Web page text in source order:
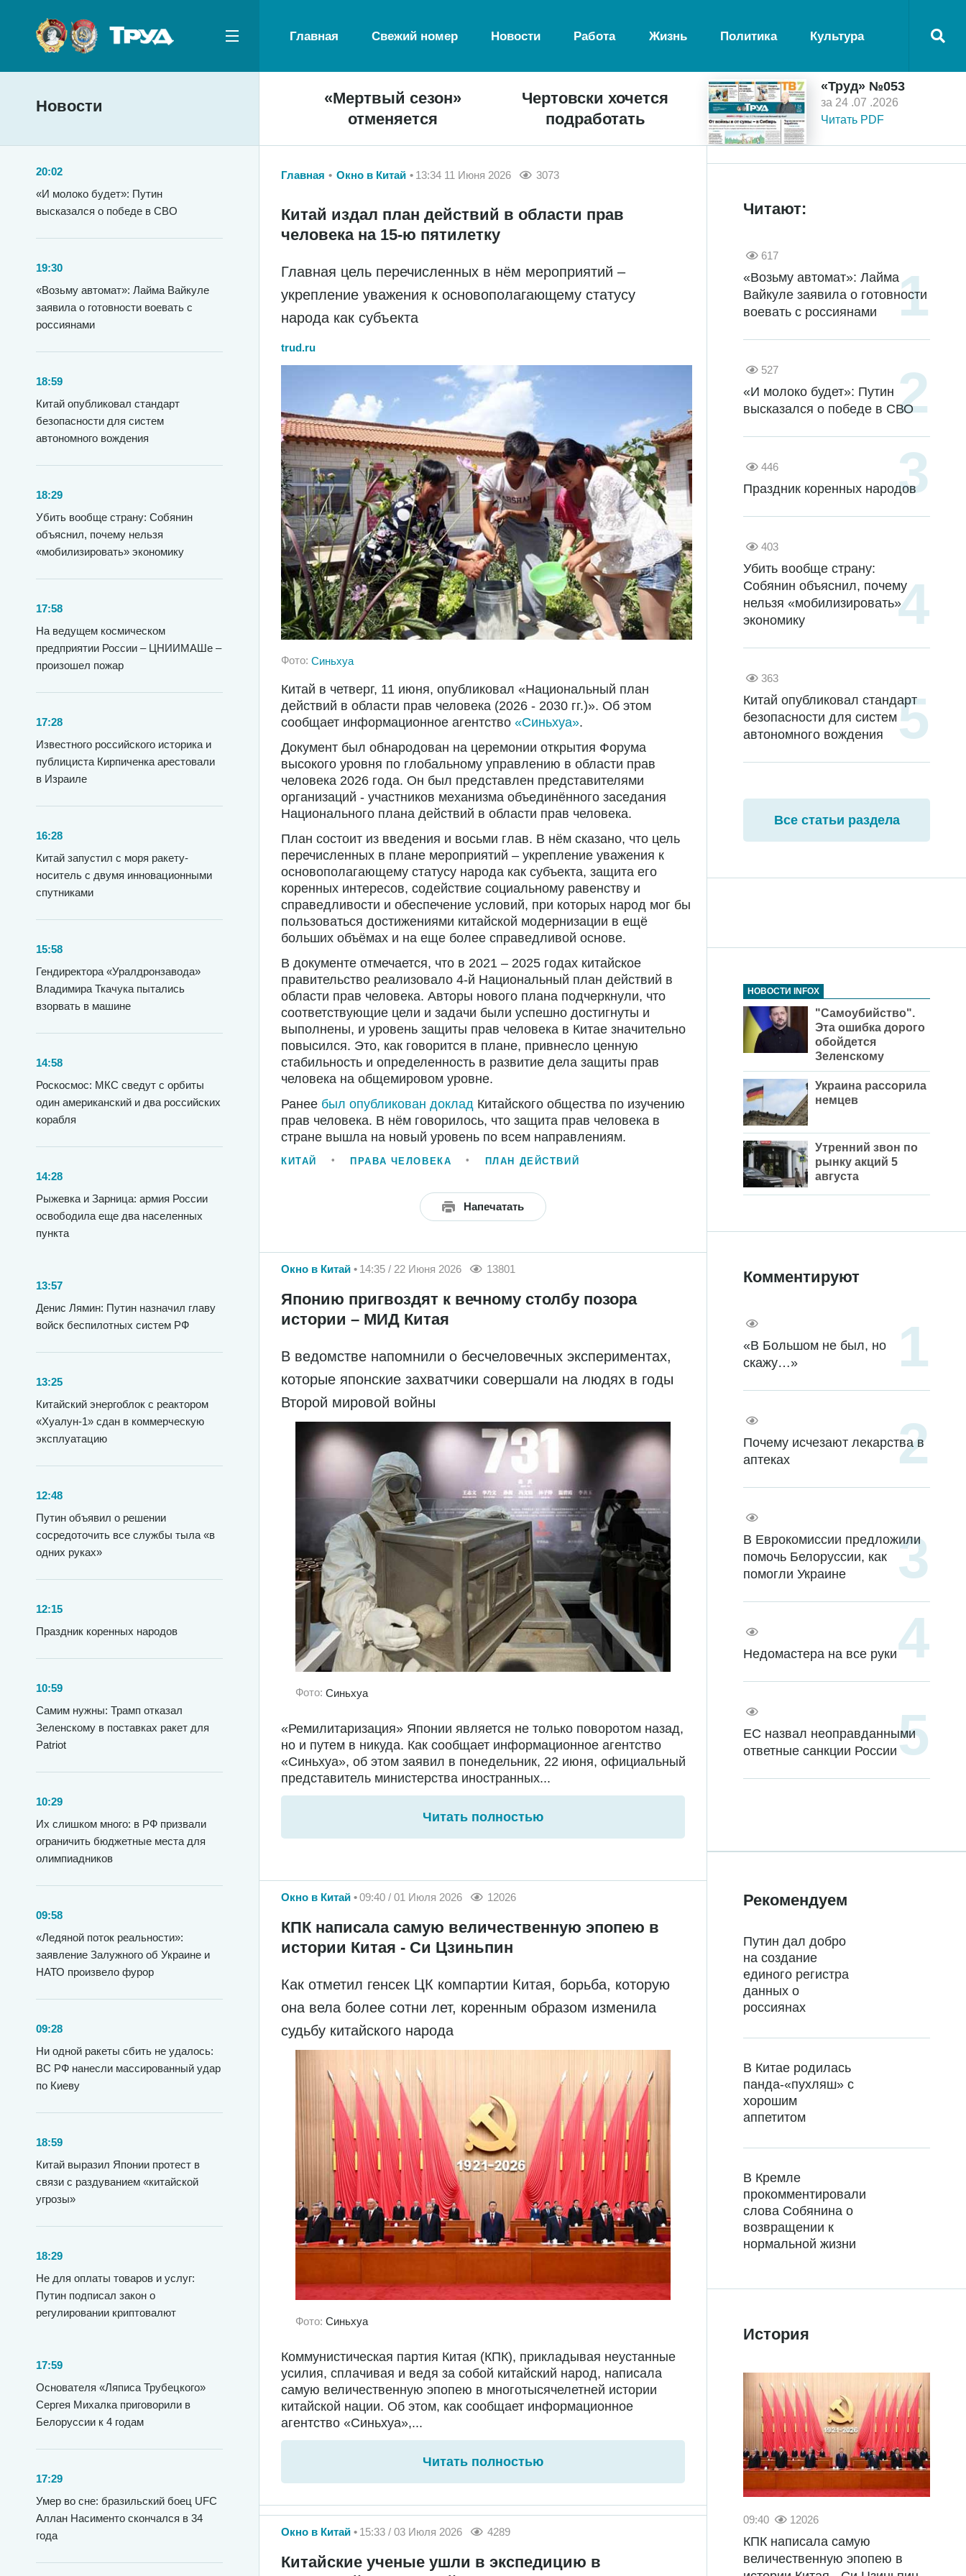
Главная Свежий номер Новости Работа Жизнь Политика Культура
Новости
«Мертвый сезон»
отменяется
Чертовски хочется
подработать
«Труд» №053
за 24 .07 .2026
Читать PDF
20:02
«И молоко будет»: Путин
высказался о победе в СВО
19:30
«Возьму автомат»: Лайма Вайкуле
заявила о готовности воевать с
россиянами
18:59
Китай опубликовал стандарт
безопасности для систем
автономного вождения
18:29
Убить вообще страну: Собянин
объяснил, почему нельзя
«мобилизировать» экономику
17:58
На ведущем космическом
предприятии России – ЦНИИМАШе –
произошел пожар
17:28
Известного российского историка и
публициста Кирпиченка арестовали
в Израиле
16:28
Китай запустил с моря ракету-
носитель с двумя инновационными
спутниками
15:58
Гендиректора «Уралдронзавода»
Владимира Ткачука пытались
взорвать в машине
14:58
Роскосмос: МКС сведут с орбиты
один американский и два российских
корабля
14:28
Рыжевка и Зарница: армия России
освободила еще два населенных
пункта
13:57
Денис Лямин: Путин назначил главу
войск беспилотных систем РФ
13:25
Китайский энергоблок с реактором
«Хуалун-1» сдан в коммерческую
эксплуатацию
12:48
Путин объявил о решении
сосредоточить все службы тыла «в
одних руках»
12:15
Праздник коренных народов
10:59
Самим нужны: Трамп отказал
Зеленскому в поставках ракет для
Patriot
10:29
Их слишком много: в РФ призвали
ограничить бюджетные места для
олимпиадников
09:58
«Ледяной поток реальности»:
заявление Залужного об Украине и
НАТО произвело фурор
09:28
Ни одной ракеты сбить не удалось:
ВС РФ нанесли массированный удар
по Киеву
18:59
Китай выразил Японии протест в
связи с раздуванием «китайской
угрозы»
18:29
Не для оплаты товаров и услуг:
Путин подписал закон о
регулировании криптовалют
17:59
Основателя «Ляписа Трубецкого»
Сергея Михалка приговорили в
Белоруссии к 4 годам
17:29
Умер во сне: бразильский боец UFC
Аллан Насименто скончался в 34
года
Главная Окно в Китай 13:34 11 Июня 2026 3073
Китай издал план действий в области прав
человека на 15-ю пятилетку
Главная цель перечисленных в нём мероприятий –
укрепление уважения к основополагающему статусу
народа как субъекта
trud.ru
Фото: Синьхуа
Китай в четверг, 11 июня, опубликовал «Национальный план
действий в области прав человека (2026 - 2030 гг.)». Об этом
сообщает информационное агентство «Синьхуа».
Документ был обнародован на церемонии открытия Форума
высокого уровня по глобальному управлению в области прав
человека 2026 года. Он был представлен представителями
организаций - участников механизма объединённого заседания
Национального плана действий в области прав человека.
План состоит из введения и восьми глав. В нём сказано, что цель
перечисленных в плане мероприятий – укрепление уважения к
основополагающему статусу народа как субъекта, защита его
коренных интересов, содействие социальному равенству и
справедливости и обеспечение условий, при которых народ мог бы
пользоваться достижениями китайской модернизации в ещё
больших объёмах и на еще более справедливой основе.
В документе отмечается, что в 2021 – 2025 годах китайское
правительство реализовало 4-й Национальный план действий в
области прав человека. Авторы нового плана подчеркнули, что
соответствующие цели и задачи были успешно достигнуты и
выполнены, и уровень защиты прав человека в Китае значительно
повысился. Это, как говорится в плане, привнесло ценную
стабильность и определенность в развитие дела защиты прав
человека на общемировом уровне.
Ранее был опубликован доклад Китайского общества по изучению
прав человека. В нём говорилось, что защита прав человека в
стране вышла на новый уровень по всем направлениям.
КИТАЙ ПРАВА ЧЕЛОВЕКА ПЛАН ДЕЙСТВИЙ
Напечатать
Окно в Китай 14:35 / 22 Июня 2026 13801
Японию пригвоздят к вечному столбу позора
истории – МИД Китая
В ведомстве напомнили о бесчеловечных экспериментах,
которые японские захватчики совершали на людях в годы
Второй мировой войны
Фото: Синьхуа
«Ремилитаризация» Японии является не только поворотом назад,
но и путем в никуда. Как сообщает информационное агентство
«Синьхуа», об этом заявил в понедельник, 22 июня, официальный
представитель министерства иностранных...
Читать полностью
Окно в Китай 09:40 / 01 Июля 2026 12026
КПК написала самую величественную эпопею в
истории Китая - Си Цзиньпин
Как отметил генсек ЦК компартии Китая, борьба, которую
она вела более сотни лет, коренным образом изменила
судьбу китайского народа
Фото: Синьхуа
Коммунистическая партия Китая (КПК), прикладывая неустанные
усилия, сплачивая и ведя за собой китайский народ, написала
самую величественную эпопею в многотысячелетней истории
китайской нации. Об этом, как сообщает информационное
агентство «Синьхуа»,...
Читать полностью
Окно в Китай 15:33 / 03 Июля 2026 4289
Китайские ученые ушли в экспедицию в
Читают:
617
«Возьму автомат»: Лайма
Вайкуле заявила о готовности
воевать с россиянами
527
«И молоко будет»: Путин
высказался о победе в СВО
446
Праздник коренных народов
403
Убить вообще страну:
Собянин объяснил, почему
нельзя «мобилизировать»
экономику
363
Китай опубликовал стандарт
безопасности для систем
автономного вождения
Все статьи раздела
НОВОСТИ INFOX
"Самоубийство".
Эта ошибка дорого
обойдется
Зеленскому
Украина рассорила
немцев
Утренний звон по
рынку акций 5
августа
Комментируют
«В Большом не был, но
скажу…»
Почему исчезают лекарства в
аптеках
В Еврокомиссии предложили
помочь Белоруссии, как
помогли Украине
Недомастера на все руки
ЕС назвал неоправданными
ответные санкции России
Рекомендуем
Путин дал добро
на создание
единого регистра
данных о
россиянах
В Китае родилась
панда-«пухляш» с
хорошим
аппетитом
В Кремле
прокомментировали
слова Собянина о
возвращении к
нормальной жизни
История
09:40 12026
КПК написала самую
величественную эпопею в